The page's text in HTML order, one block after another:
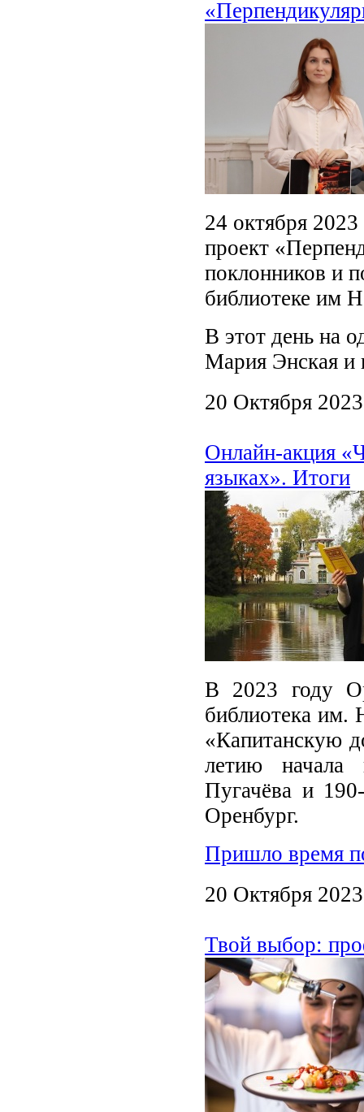
24 октября
проект
поклонников и
библиотеке им
В этот день на
Мария Энская и
20 Октября 2023
Онлайн-акция
языках». Итоги
В 2023 году
библиотека им.
«Капитанскую
летию начала
Пугачёва и
Оренбург.
Пришло время
20 Октября 2023
Твой выбор: